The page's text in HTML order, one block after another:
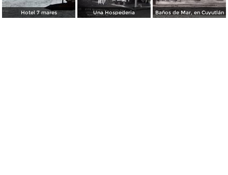
Hotel 7 mares Una Hospederia Baños de Mar, en Cuyutlán